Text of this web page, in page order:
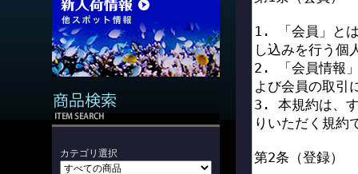
カテゴリ選択